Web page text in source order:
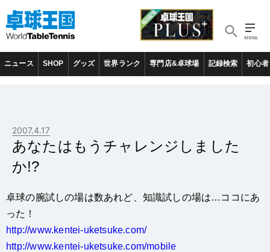
ニュース SHOP グッズ 世界ランク 専門店&卓球場 記録検索 初心者
2007.4.17
あなたはもうチャレンジしました
か!?
卓球の腕試しの場は数あれど、知識試しの場は…ココにあ
った！
http://www.kentei-uketsuke.com/
http://www.kentei-uketsuke.com/mobile